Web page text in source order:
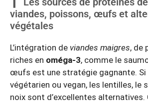
viandes, poissons, œufs et
végétales
L’intégration de viandes maigres, de
riches en oméga-3, comme le
œufs est une stratégie gagnante. Si
végétarien ou vegan, les lentilles, le
noix sont d’excellentes alternatives.